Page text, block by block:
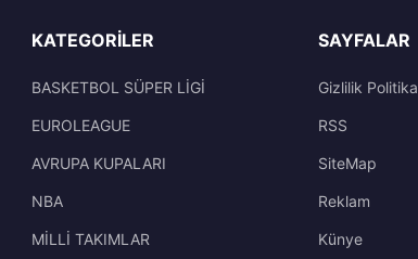
KATEGORILER
BASKETBOL SÜPER LİGİ
EUROLEAGUE
AVRUPA KUPALARI
NBA
MİLLİ TAKIMLAR
SAYFALAR
Gizlilik
RSS
SiteMap
Reklam
Künye